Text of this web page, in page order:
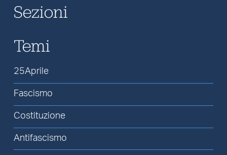
Sezioni
Temi
25Aprile
Fascismo
Costituzione
Antifascismo